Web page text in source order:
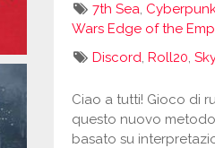
7th Sea,
Wars Edge of the
Discord,Roll20,
Ciao a tutti! Gioco di
questo nuovo
basato su